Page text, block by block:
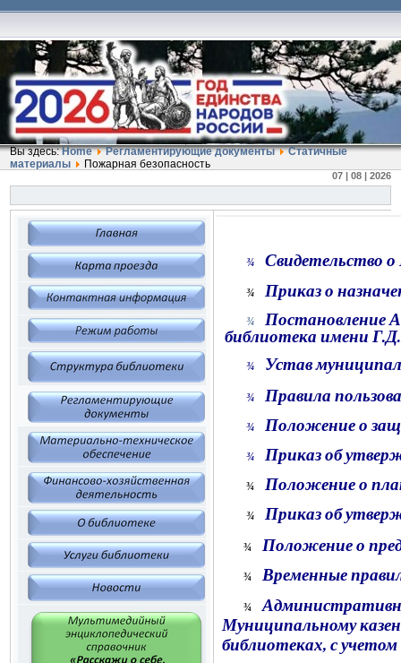
Вы здесь:Home Регламентирующие документы
Статичные
материалы
Пожарная безопасность
07 | 08 | 2026
¾ Свидетельство о
¾ Приказ о
¾
Постановление
библиотека имени
¾ Устав
¾ Правила
¾ Положение о
¾ Приказ об
¾ Положение о
¾ Приказоб
¾ Положение о
¾ Временные
¾
Муниципальному
библиотеках, с